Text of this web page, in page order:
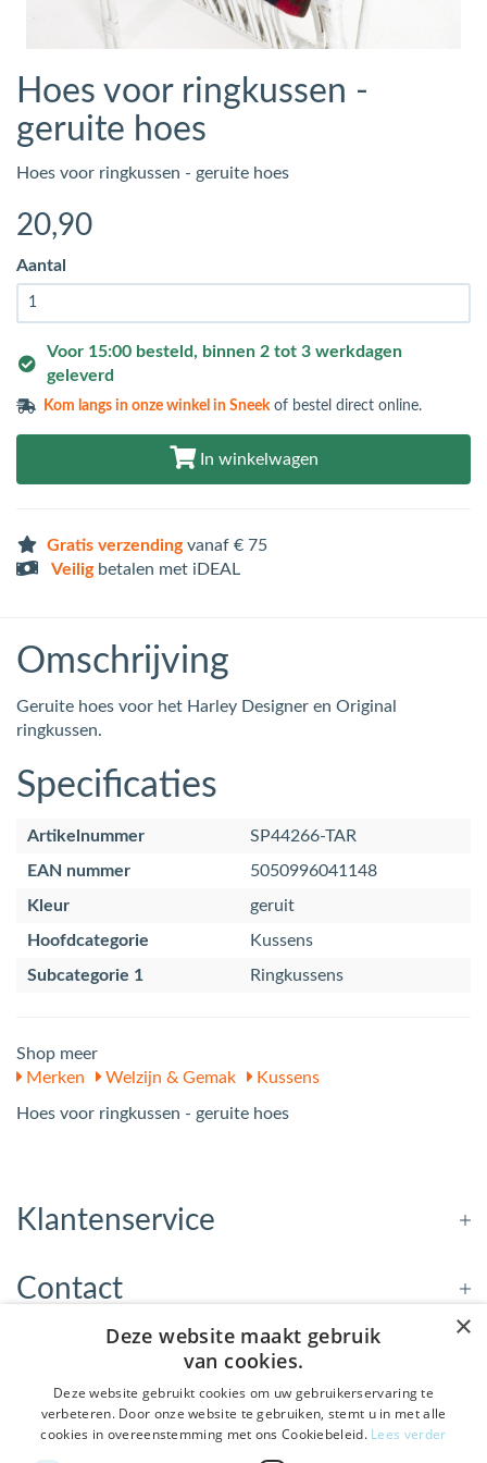
Hoes voor ringkussen -
geruite hoes
Hoes voor ringkussen - geruite hoes
20,90
Aantal
Voor 15:00 besteld, binnen 2 tot 3 werkdagen
geleverd
Kom langs inonze winkel in Sneekof bestel direct online.
In winkelwagen
Gratis verzendingvanaf € 75
Veiligbetalen met iDEAL
Omschrijving
Geruite hoes voor het Harley Designer en Original
ringkussen.
Specificaties
Artikelnummer
SP44266-TAR
EAN nummer
5050996041148
Kleur
geruit
Hoofdcategorie
Kussens
Subcategorie 1
Ringkussens
Shop meer
Merken
Welzijn & Gemak Kussens
Hoes voor ringkussen - geruite hoes
Klantenservice
Contact
Openingstijden
Nieuwsbrief
×
Deze website maakt gebruik
van cookies.
Deze website gebruikt cookies om uw gebruikerservaring te
verbeteren. Door onze website te gebruiken, stemt u in met alle
cookies in overeenstemming met ons Cookiebeleid. Lees verder